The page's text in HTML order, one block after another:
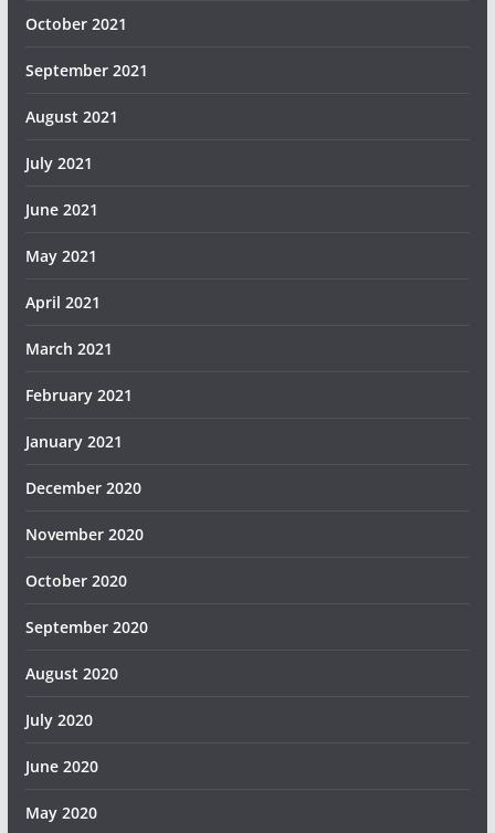
October 2021
September 2021
August 2021
July 2021
June 2021
May 2021
April 2021
March 2021
February 2021
January 2021
December 2020
November 2020
October 2020
September 2020
August 2020
July 2020
June 2020
May 2020